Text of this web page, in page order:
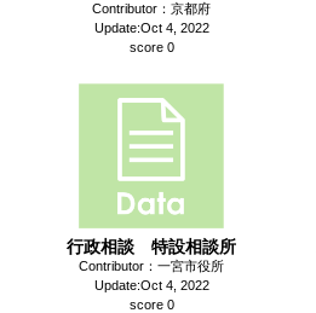
Contributor：京都府
Update:Oct 4, 2022
score 0
行政相談 特設相談所
Contributor：一宮市役所
Update:Oct 4, 2022
score 0